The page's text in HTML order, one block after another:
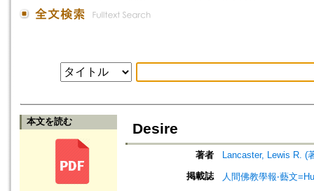
本文を読む Desire
著者
Lancaster, Lewis R. (
掲載誌
人間佛教學報‧藝文